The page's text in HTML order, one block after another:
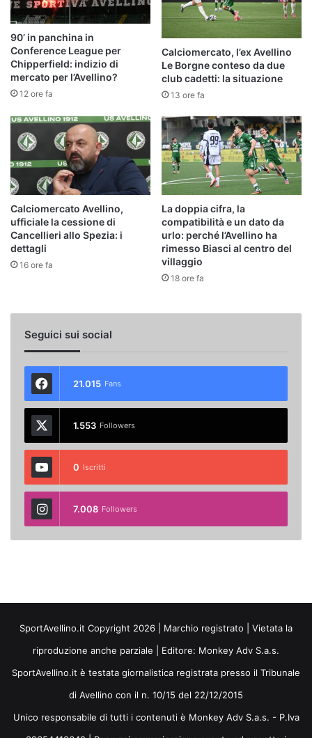
90’ in panchina in
Conference League per
Chipperfield: indizio di
mercato per l’Avellino?
12 ore fa
Calciomercato, l’ex Avellino
Le Borgne conteso da due
club cadetti: la situazione
13 ore fa
Calciomercato Avellino,
ufficiale la cessione di
Cancellieri allo Spezia: i
dettagli
16 ore fa
La doppia cifra, la
compatibilità e un dato da
urlo: perché l’Avellino ha
rimesso Biasci al centro del
villaggio
18 ore fa
Seguici sui social
21.015 Fans
1.553 Followers
0 Iscritti
7.008 Followers
SportAvellino.it Copyright 2026 | Marchio registrato | Vietata la
riproduzione anche parziale | Editore: Monkey Adv S.a.s.
SportAvellino.it è testata giornalistica registrata presso il Tribunale
di Avellino con il n. 10/15 del 22/12/2015
Unico responsabile di tutti i contenuti è Monkey Adv S.a.s. - P.Iva